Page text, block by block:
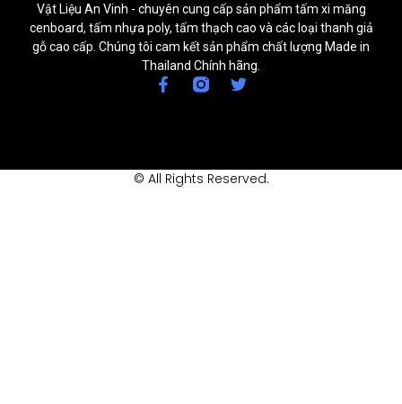
Vật Liệu An Vinh - chuyên cung cấp sản phẩm tấm xi măng
cenboard, tấm nhựa poly, tấm thạch cao và các loại thanh giả
gỗ cao cấp. Chúng tôi cam kết sản phẩm chất lượng Made in
Thailand Chính hãng.
© All Rights Reserved.